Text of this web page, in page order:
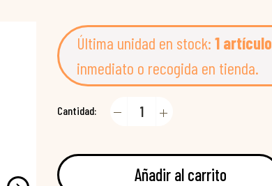
Última unidad en stock: 1 artículo
inmediato o recogida en tienda.
Cantidad:
Añadir al carrito